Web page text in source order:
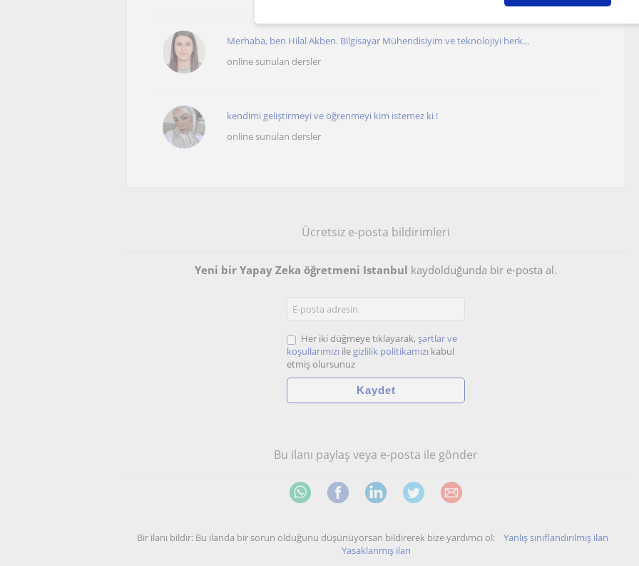
Merhaba, ben Hilal Akben. Bilgisayar Mühendisiyim ve teknolojiyi herk...
online sunulan dersler
kendimi geliştirmeyi ve öğrenmeyi kim istemez ki !
online sunulan dersler
Ücretsiz e-posta bildirimleri
Yeni bir Yapay Zeka öğretmeni Istanbul kaydolduğunda bir e-posta al.
Her iki düğmeye tıklayarak, şartlar ve
koşullarımızı ile gizlilik politikamızı kabul
etmiş olursunuz
Bu ilanı paylaş veya e-posta ile gönder
Bir ilanı bildir: Bu ilanda bir sorun olduğunu düşünüyorsan bildirerek bize yardımcı ol: Yanlış sınıflandırılmış ilan
Yasaklanmış ilan